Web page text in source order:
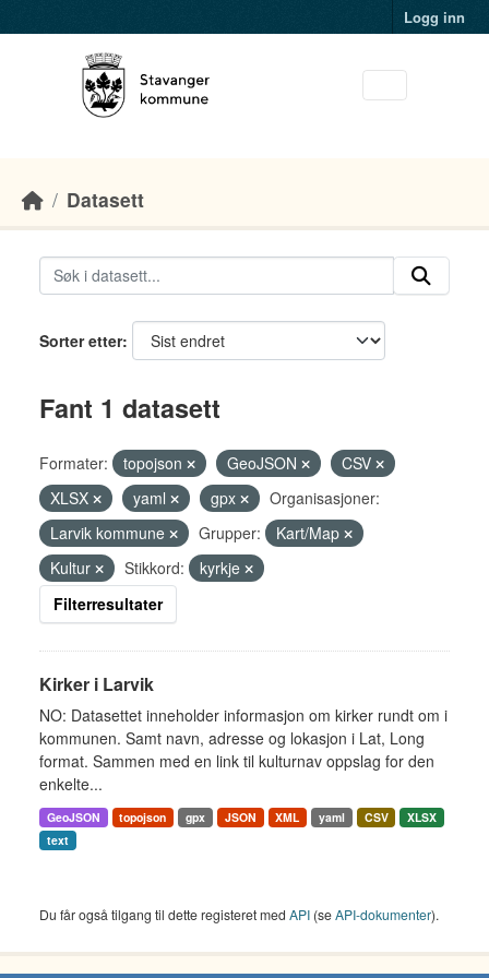
Logg inn
Datasett
Sorter etter
Fant 1 datasett
Formater: topojson GeoJSON
CSV
XLSX
yaml gpx
Organisasjoner:
Larvik kommune
Grupper:
Kart/Map
Kultur
Stikkord:
kyrkje
Filterresultater
Kirker i Larvik
NO: Datasettet inneholder informasjon om kirker rundt om i
kommunen. Samt navn, adresse og lokasjon i Lat, Long
format. Sammen med en link til kulturnav oppslag for den
enkelte...
GeoJSON topojson gpx JSON XML yaml CSV
XLSX
text
Du får også tilgang til dette registeret med API (seAPI-dokumenter).